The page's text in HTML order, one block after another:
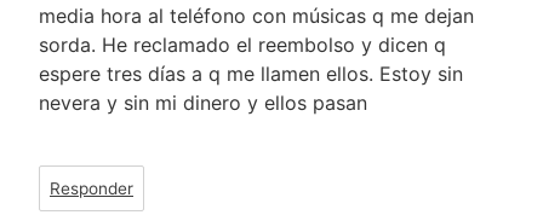
media hora al teléfono con músicas q me dejan
sorda. He reclamado el reembolso y dicen q
espere tres días a q me llamen ellos. Estoy sin
nevera y sin mi dinero y ellos pasan
Responder